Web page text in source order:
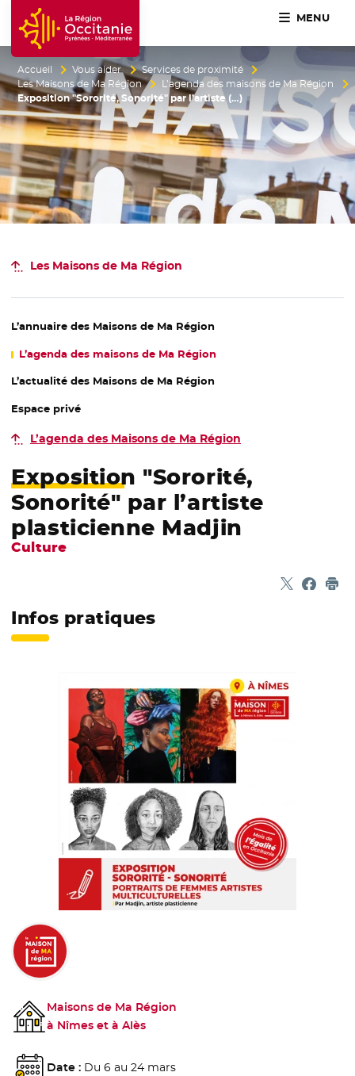
Accueil Région Occitanie / Pyrénées-Méditerranée
MENU
Accueil Vous aider
Services de proximité
Les Maisons de Ma Région
L’agenda des maisons de Ma Région
Exposition "Sororité, Sonorité" par l’artiste (…)
Les Maisons de Ma Région
L’annuaire des Maisons de Ma Région
L’agenda des maisons de Ma Région
L’actualité des Maisons de Ma Région
Espace privé
L’agenda des Maisons de Ma Région
Exposition "Sororité,
Sonorité" par l’artiste
plasticienne Madjin
Culture
Partager
- Nouvelle
-
Infos pratiques
Maisons de Ma Région
à Nîmes et à Alès
Date : Du 6 au 24 mars